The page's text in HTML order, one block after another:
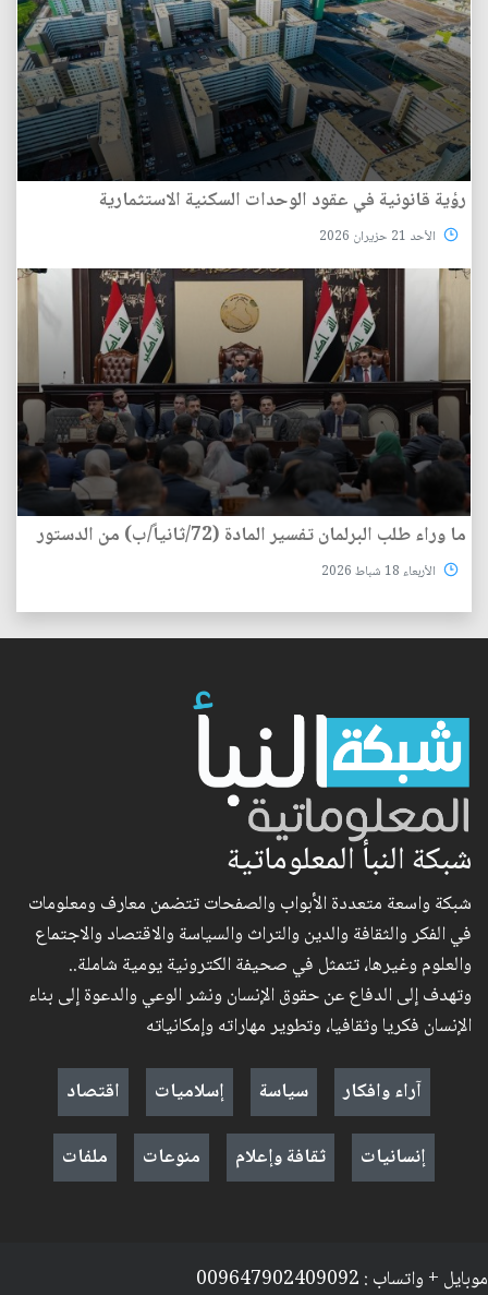
رؤية قانونية في عقود الوحدات السكنية الاستثمارية
الأحد 21 حزيران 2026
ما وراء طلب البرلمان تفسير المادة (72/ثانياً/ب) من الدستور
الأربعاء 18 شباط 2026
شبكة النبأ المعلوماتية
شبكة واسعة متعددة الأبواب والصفحات تتضمن معارف ومعلومات
في الفكر والثقافة والدين والتراث والسياسة والاقتصاد والاجتماع
والعلوم وغيرها، تتمثل في صحيفة الكترونية يومية شاملة..
وتهدف إلى الدفاع عن حقوق الإنسان ونشر الوعي والدعوة إلى بناء
الإنسان فكريا وثقافيا، وتطوير مهاراته وإمكانياته
آراء وافكار
سياسة إسلاميات
اقتصاد
إنسانيات
ثقافة وإعلام منوعات ملفات
موبايل + واتساب : 009647902409092